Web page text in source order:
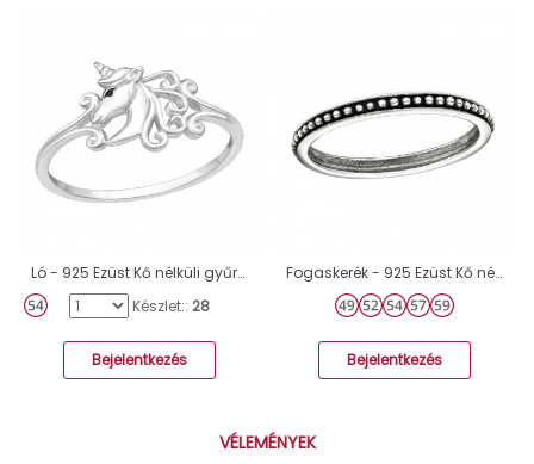
Ló - 925 Ezüst Kő nélküli gyűrűk A4S47222
Készlet:: 28
Bejelentkezés
Fogaskerék - 925 Ezüst Kő nélküli gyűrűk A4S6489
Bejelentkezés
VÉLEMÉNYEK